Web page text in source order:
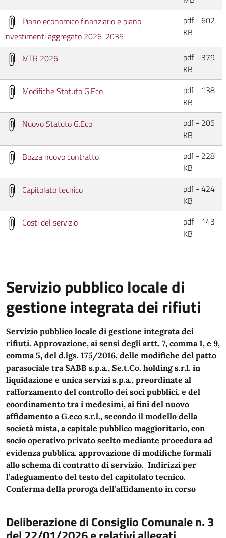
Piano economico finanziario e piano
investimenti aggregato 2026-2035
pdf - 602
KB
MTR 2026
pdf - 379
KB
Modifiche Statuto G.Eco
pdf - 138
KB
Nuovo Statuto G.Eco
pdf - 205
KB
Bozza nuovo contratto
pdf - 228
KB
Capitolato tecnico
pdf - 424
KB
Costi del servizio
pdf - 143
KB
Servizio pubblico locale di
gestione integrata dei rifiuti
Servizio pubblico locale di gestione integrata dei
rifiuti. Approvazione, ai sensi degli artt. 7, comma 1, e 9,
comma 5, del d.lgs. 175/2016, delle modifiche del patto
parasociale tra SABB s.p.a., Se.t.Co. holding s.r.l. in
liquidazione e unica servizi s.p.a., preordinate al
rafforzamento del controllo dei soci pubblici, e del
coordinamento tra i medesimi, ai fini del nuovo
affidamento a G.eco s.r.l., secondo il modello della
società mista, a capitale pubblico maggioritario, con
socio operativo privato scelto mediante procedura ad
evidenza pubblica. approvazione di modifiche formali
allo schema di contratto di servizio. Indirizzi per
l’adeguamento del testo del capitolato tecnico.
Conferma della proroga dell’affidamento in corso
Deliberazione di Consiglio Comunale n. 3